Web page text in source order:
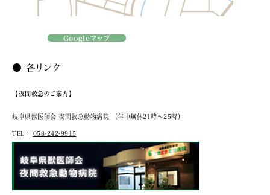
Googleマップ
● 各リンク
【夜間救急のご案内】
岐阜県獣医師会 夜間救急動物病院 （年中無休21時～25時）
TEL： 058-242-9915